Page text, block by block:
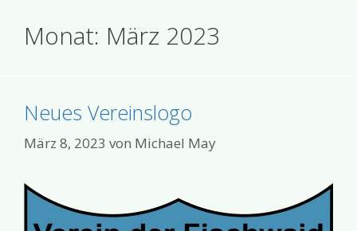
Monat: März 2023
Neues Vereinslogo
März 8, 2023 von Michael May